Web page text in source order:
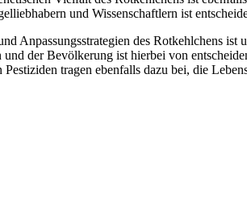
und Wissenschaftlern ist
Anpassungsstrategien des Rotkehlchens
der Bevölkerung ist hierbei von
tragen ebenfalls dazu bei, die